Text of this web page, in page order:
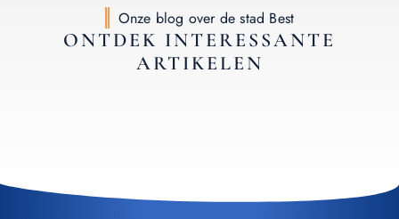
Onze blog over de stad Best
ONTDEK INTERESSANTE
ARTIKELEN